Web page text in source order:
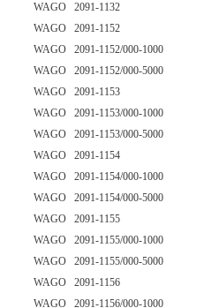
WAGO 2091-1132
WAGO 2091-1152
WAGO 2091-1152/000-1000
WAGO 2091-1152/000-5000
WAGO 2091-1153
WAGO 2091-1153/000-1000
WAGO 2091-1153/000-5000
WAGO 2091-1154
WAGO 2091-1154/000-1000
WAGO 2091-1154/000-5000
WAGO 2091-1155
WAGO 2091-1155/000-1000
WAGO 2091-1155/000-5000
WAGO 2091-1156
WAGO 2091-1156/000-1000